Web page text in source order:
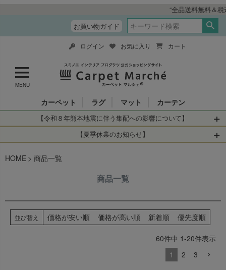
“全品送料無料＆税込価格” インテリ
お買い物ガイド
MENU
ログイン お気に入り カート
カーペット ラグ マット カーテン
【令和８年熊本地震に伴う集配への影響について】
令和8年熊本地震により、お亡くなりになられた方々に深く
お見舞い申し上げます。 この地震の影響により、現在、一
【お荷物のお届けに遅れが生じている地域】
・全国から九州あてのお荷物
・九州から全国あてのお荷物
なお、今後の被害状況や交通規制などにより、対象地域や
サービスへの影響が変更となる場合がございます。
【夏季休業のお知らせ】
当店は は2026年8月11日(火)～2026年8月16日(日)
休業中のご注文に関しては自動返信メールは届きますが、
いただきますのでよろしくお願いいたします。
出荷センターも休業となりますため、休業期間中のご注文
以降となります。
HOME 商品一覧
商品一覧
並び替え 価格が安い順 価格が高い順 新着順 優先度順
60件中 1-20件表示
1
2 3